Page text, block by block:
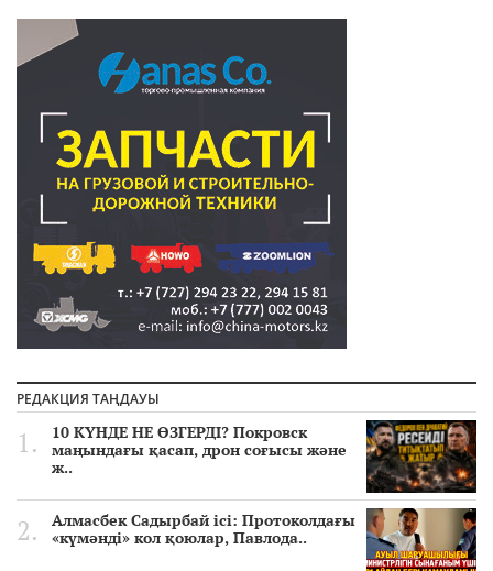
РЕДАКЦИЯ ТАҢДАУЫ
10 КҮНДЕ НЕ ӨЗГЕРДІ? Покровск
маңындағы қасап, дрон соғысы және
ж..
Алмасбек Садырбай ісі: Протоколдағы
«күмәнді» кол қоюлар, Павлода..